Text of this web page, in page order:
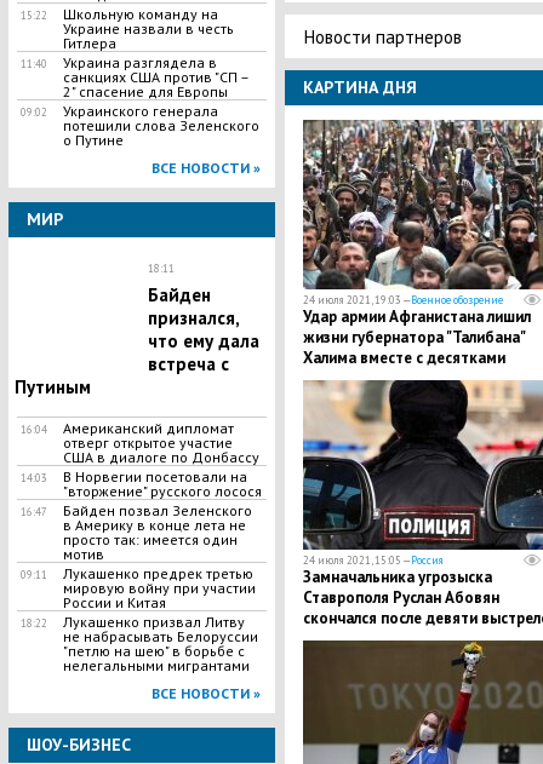
15:22
Школьную команду на
Украине назвали в честь
Гитлера
11:40
Украина разглядела в
санкциях США против "СП –
2" спасение для Европы
09:02
Украинского генерала
потешили слова Зеленского
о Путине
ВСЕ НОВОСТИ »
МИР
18:11
Байден
признался,
что ему дала
встреча с
Путиным
16:04
Американский дипломат
отверг открытое участие
США в диалоге по Донбассу
14:03
В Норвегии посетовали на
"вторжение" русского лосося
16:47
Байден позвал Зеленского
в Америку в конце лета не
просто так: имеется один
мотив
09:11
Лукашенко предрек третью
мировую войну при участии
России и Китая
18:22
Лукашенко призвал Литву
не набрасывать Белоруссии
"петлю на шею" в борьбе с
нелегальными мигрантами
ВСЕ НОВОСТИ »
ШОУ-БИЗНЕС
Новости партнеров
КАРТИНА ДНЯ
24 июля 2021, 19:03 —Военное обозрение
Удар армии Афганистана лишил
жизни губернатора "Талибана"
Халима вместе с десятками
террористов
24 июля 2021, 15:05 —Россия
Замначальника угрозыска
Ставрополя Руслан Абовян
скончался после девяти
на парковке